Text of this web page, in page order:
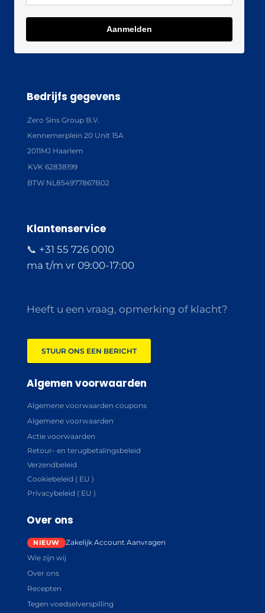
Aanmelden
Bedrijfs gegevens
Zero Sins Group B.V.
Kennemerplein 20 Unit 15A
2011MJ Haarlem
KVK 62838199
BTW NL854977867B02
Klantenservice
📞 +31 55 726 0010
ma t/m vr 09:00-17:00
Heeft u een vraag, opmerking of klacht?
STUUR ONS EEN BERICHT
Algemen voorwaarden
Algemene voorwaarden coupons
Algemene voorwaarden
Actie voorwaarden
Retour- en terugbetalingsbeleid
Verzendbeleid
Cookiebeleid ( EU )
Privacybeleid ( EU )
Over ons
Zakelijk Account Aanvragen
Wie zijn wij
Over ons
Recepten
Tegen voedselverspilling